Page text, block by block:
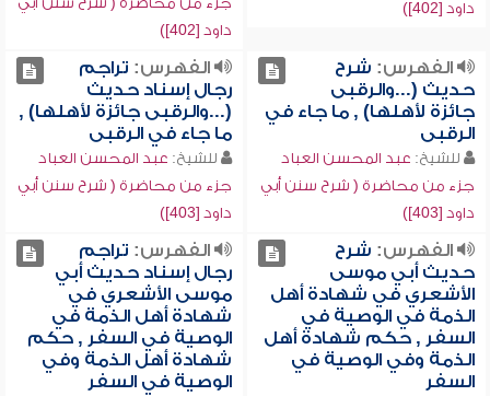
داود [402])
داود [402])
الفهرس: شرح
حديث (...والرقبى
جائزة لأهلها) , ما جاء في
الرقبى
للشيخ: عبد المحسن العباد
جزء من محاضرة ( شرح سنن أبي
داود [403])
الفهرس: تراجم
رجال إسناد حديث
(...والرقبى جائزة لأهلها) ,
ما جاء في الرقبى
للشيخ: عبد المحسن العباد
جزء من محاضرة ( شرح سنن أبي
داود [403])
الفهرس: شرح
حديث أبي موسى
الأشعري في شهادة أهل
الذمة في الوصية في
السفر , حكم شهادة أهل
الذمة وفي الوصية في
السفر
الفهرس: تراجم
رجال إسناد حديث أبي
موسى الأشعري في
شهادة أهل الذمة في
الوصية في السفر , حكم
شهادة أهل الذمة وفي
الوصية في السفر